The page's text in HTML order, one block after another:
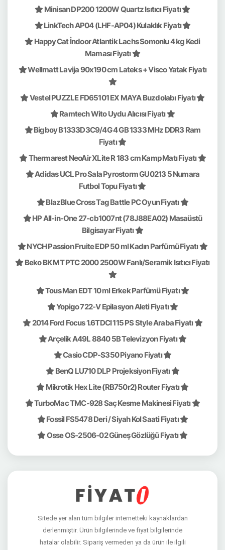
Minisan DP200 1200W Quartz Isıtıcı Fiyatı
LinkTech AP04 (LHF-AP04) Kulaklık Fiyatı
Happy Cat İndoor Atlantik Lachs Somonlu 4 kg Kedi
Maması Fiyatı
Wellmatt Lavija 90x190 cm Lateks + Visco Yatak Fiyatı
Vestel PUZZLE FD65101 EX MAYA Buzdolabı Fiyatı
Ramtech Wito Uydu Alıcısı Fiyatı
Bigboy B1333D3C9/4G 4 GB 1333 MHz DDR3 Ram
Fiyatı
Thermarest NeoAir XLite R 183 cm Kamp Matı Fiyatı
Adidas UCL Pro Sala Pyrostorm GU0213 5 Numara
Futbol Topu Fiyatı
BlazBlue Cross Tag Battle PC Oyun Fiyatı
HP All-in-One 27-cb1007nt (78J88EA02) Masaüstü
Bilgisayar Fiyatı
NYCH Passion Fruite EDP 50 ml Kadın Parfümü Fiyatı
Beko BK MT PTC 2000 2500W Fanlı/Seramik Isıtıcı Fiyatı
Tous Man EDT 10 ml Erkek Parfümü Fiyatı
Yopigo 722-V Epilasyon Aleti Fiyatı
2014 Ford Focus 1.6TDCI 115 PS Style Araba Fiyatı
Arçelik A49L 8840 5B Televizyon Fiyatı
Casio CDP-S350 Piyano Fiyatı
BenQ LU710 DLP Projeksiyon Fiyatı
Mikrotik Hex Lite (RB750r2) Router Fiyatı
TurboMac TMC-928 Saç Kesme Makinesi Fiyatı
Fossil FS5478 Deri / Siyah Kol Saati Fiyatı
Osse OS-2506-02 Güneş Gözlüğü Fiyatı
Sitede yer alan tüm bilgiler internetteki kaynaklardan
derlenmiştir. Ürün bilgilerinde ve fiyat bilgilerinde
hatalar olabilir. Sipariş vermeden ya da ürün ile ilgili